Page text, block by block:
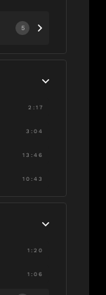
5
2:17
3:04
13:46
10:43
1:20
1:06